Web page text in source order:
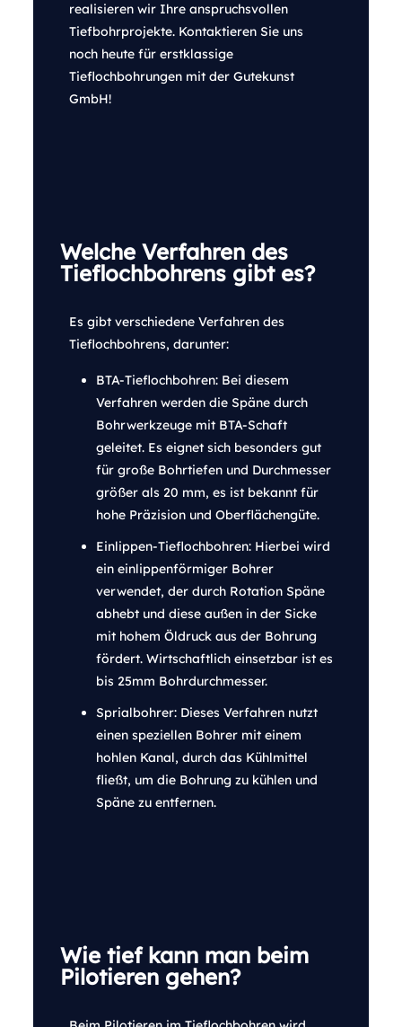
realisieren wir Ihre anspruchsvollen
Tiefbohrprojekte. Kontaktieren Sie uns
noch heute für erstklassige
Tieflochbohrungen mit der Gutekunst
GmbH!
Welche Verfahren des
Tieflochbohrens gibt es?
Es gibt verschiedene Verfahren des
Tieflochbohrens, darunter:
BTA-Tieflochbohren: Bei diesem
Verfahren werden die Späne durch
Bohrwerkzeuge mit BTA-Schaft
geleitet. Es eignet sich besonders gut
für große Bohrtiefen und Durchmesser
größer als 20 mm, es ist bekannt für
hohe Präzision und Oberflächengüte.
Einlippen-Tieflochbohren: Hierbei wird
ein einlippenförmiger Bohrer
verwendet, der durch Rotation Späne
abhebt und diese außen in der Sicke
mit hohem Öldruck aus der Bohrung
fördert. Wirtschaftlich einsetzbar ist es
bis 25mm Bohrdurchmesser.
Sprialbohrer: Dieses Verfahren nutzt
einen speziellen Bohrer mit einem
hohlen Kanal, durch das Kühlmittel
fließt, um die Bohrung zu kühlen und
Späne zu entfernen.
Wie tief kann man beim
Pilotieren gehen?